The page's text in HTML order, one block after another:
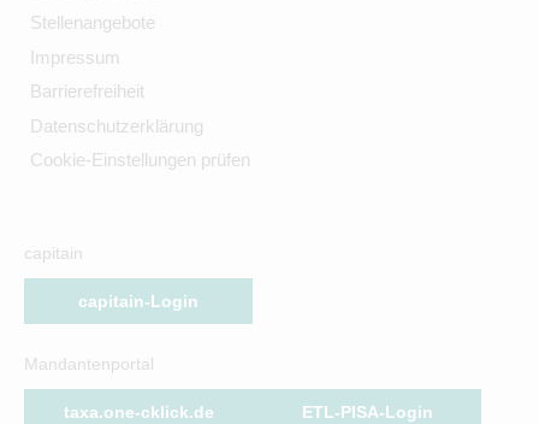
Stellenangebote
Impressum
Barrierefreiheit
Datenschutzerklärung
Cookie-Einstellungen prüfen
capitain
capitain-Login
Mandantenportal
taxa.one-cklick.de ETL-PISA-Login